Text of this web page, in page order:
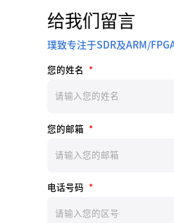
给我们留言
璞致专注于SDR及ARM/
您的姓名 *
您的邮箱 *
电话号码 *